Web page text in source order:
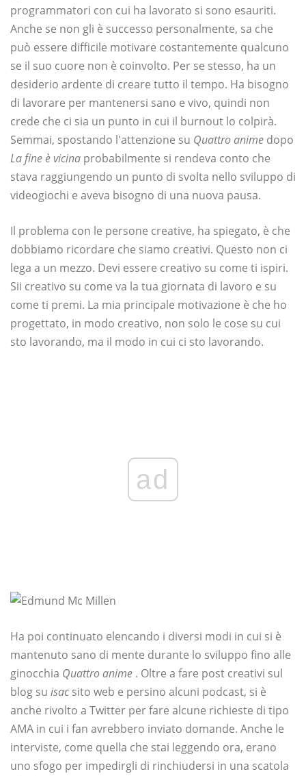
programmatori con cui ha lavorato si sono esauriti.
Anche se non gli è successo personalmente, sa che
può essere difficile motivare costantemente qualcuno
se il suo cuore non è coinvolto. Per se stesso, ha un
desiderio ardente di creare tutto il tempo. Ha bisogno
di lavorare per mantenersi sano e vivo, quindi non
crede che ci sia un punto in cui il burnout lo colpirà.
Semmai, spostando l'attenzione su Quattro anime dopo
La fine è vicina probabilmente si rendeva conto che
stava raggiungendo un punto di svolta nello sviluppo di
videogiochi e aveva bisogno di una nuova pausa.
Il problema con le persone creative, ha spiegato, è che
dobbiamo ricordare che siamo creativi. Questo non ci
lega a un mezzo. Devi essere creativo su come ti ispiri.
Sii creativo su come va la tua giornata di lavoro e su
come ti premi. La mia principale motivazione è che ho
progettato, in modo creativo, non solo le cose su cui
sto lavorando, ma il modo in cui ci sto lavorando.
ad
Ha poi continuato elencando i diversi modi in cui si è
mantenuto sano di mente durante lo sviluppo fino alle
ginocchia Quattro anime . Oltre a fare post creativi sul
blog su isac sito web e persino alcuni podcast, si è
anche rivolto a Twitter per fare alcune richieste di tipo
AMA in cui i fan avrebbero inviato domande. Anche le
interviste, come quella che stai leggendo ora, erano
uno sfogo per impedirgli di rinchiudersi in una scatola